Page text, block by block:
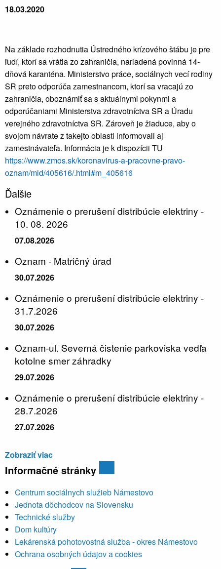
18.03.2020
Na základe rozhodnutia Ústredného krízového štábu je pre
ľudí, ktorí sa vrátia zo zahraničia, nariadená povinná 14-
dňová karanténa. Ministerstvo práce, sociálnych vecí rodiny
SR preto odporúča zamestnancom, ktorí sa vracajú zo
zahraničia, oboznámiť sa s aktuálnymi pokynmi a
odporúčaniami Ministerstva zdravotníctva SR a Úradu
verejného zdravotníctva SR. Zároveň je žiaduce, aby o
svojom návrate z takejto oblasti informovali aj
zamestnávateľa. Informácia je k dispozícii TU
https://www.zmos.sk/koronavirus-a-pracovne-pravo-
oznam/mid/405616/.html#m_405616
Ďalšie
Oznámenie o prerušení distribúcie elektriny -
10. 08. 2026
07.08.2026
Oznam - Matričný úrad
30.07.2026
Oznámenie o prerušení distribúcie elektriny -
31.7.2026
30.07.2026
Oznam-ul. Severná čistenie parkoviska vedľa
kotolne smer záhradky
29.07.2026
Oznámenie o prerušení distribúcie elektriny -
28.7.2026
27.07.2026
Zobraziť viac
Informačné stránky
Centrum sociálnych služieb Námestovo
Jednota dôchodcov na Slovensku
Technické služby
Dom kultúry
Lekárenská pohotovostná služba - okres Námestovo
Ochrana osobných údajov a cookies